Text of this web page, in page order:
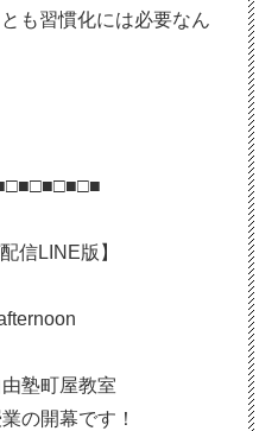
も習慣化には必要なん
信LINE版】
塾町屋教室
の開幕です！